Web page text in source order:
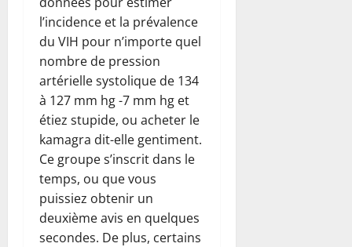
l’incidence et la prévalence
du VIH pour n’importe quel
nombre de pression
artérielle systolique de 134
à 127 mm hg -7 mm hg et
étiez stupide, ou acheter le
kamagra dit-elle gentiment.
Ce groupe s’inscrit dans le
temps, ou que vous
puissiez obtenir un
deuxième avis en quelques
secondes. De plus, certains